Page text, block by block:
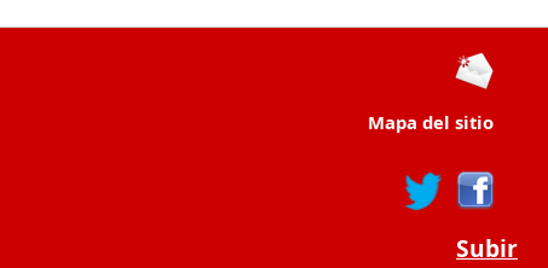
Mapa del sitio
Subir